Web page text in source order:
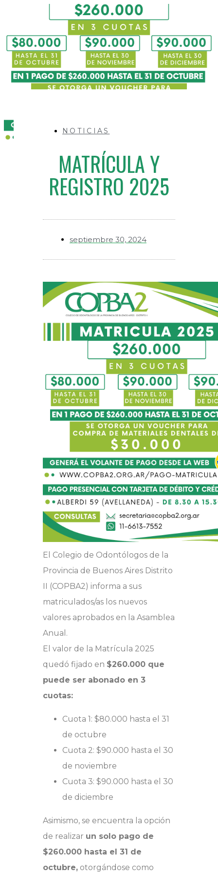
NOTICIAS
MATRÍCULA Y
REGISTRO 2025
septiembre 30, 2024
El Colegio de Odontólogos de la
Provincia de Buenos Aires Distrito
II (COPBA2) informa a sus
matriculados/as los nuevos
valores aprobados en la Asamblea
Anual.
El valor de la Matrícula 2025
quedó fijado en $260.000 que
puede ser abonado en 3
cuotas:
Cuota 1: $80.000 hasta el 31
de octubre
Cuota 2: $90.000 hasta el 30
de noviembre
Cuota 3: $90.000 hasta el 30
de diciembre
Asimismo, se encuentra la opción
de realizar un solo pago de
$260.000 hasta el 31 de
octubre, otorgándose como